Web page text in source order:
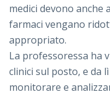
medici devono anche
farmaci vengano
appropriato.
La professoressa ha
clinici sul posto, e da
monitorare e